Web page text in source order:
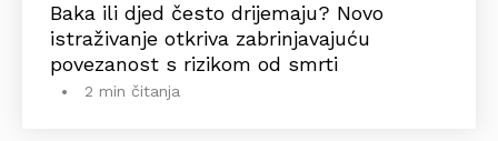
Baka ili djed često drijemaju? Novo
istraživanje otkriva zabrinjavajuću
povezanost s rizikom od smrti
2 min čitanja